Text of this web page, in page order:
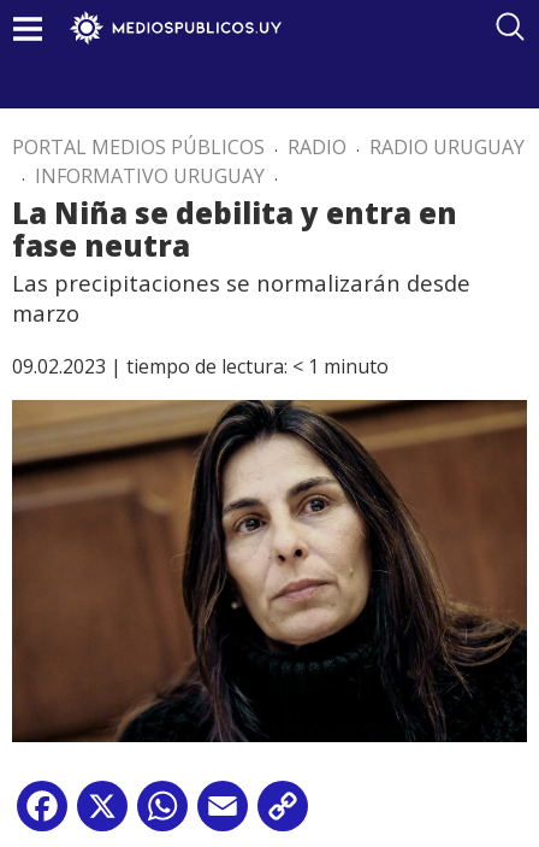
PORTAL MEDIOS PÚBLICOS . RADIO . RADIO URUGUAY
. INFORMATIVO URUGUAY .
La Niña se debilita y entra en
fase neutra
Las precipitaciones se normalizarán desde
marzo
09.02.2023 | tiempo de lectura: < 1 minuto
Facebook
X WhatsApp
Email